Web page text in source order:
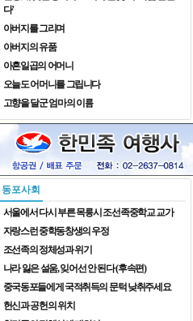
2026 재한중국동포 예술단체 ..
8월 가족 나들이
다’
아버지를 그리며
아버지의 유품
아흔일곱의 어머니
오늘도 어머니를 그립니다
고향을 달군 엄마의 이름
동포사회
서울에서 다시 부른 목릉시 조선족중학교 교가
자랑스런 중학동창생의 우정
조선족의 정체성과 위기
나라 잃은 설움, 잊어선 안 된다 (후속편)
중국동포들에게 국적취득의 문턱 낮취주세요
헌신과 공헌의 위치